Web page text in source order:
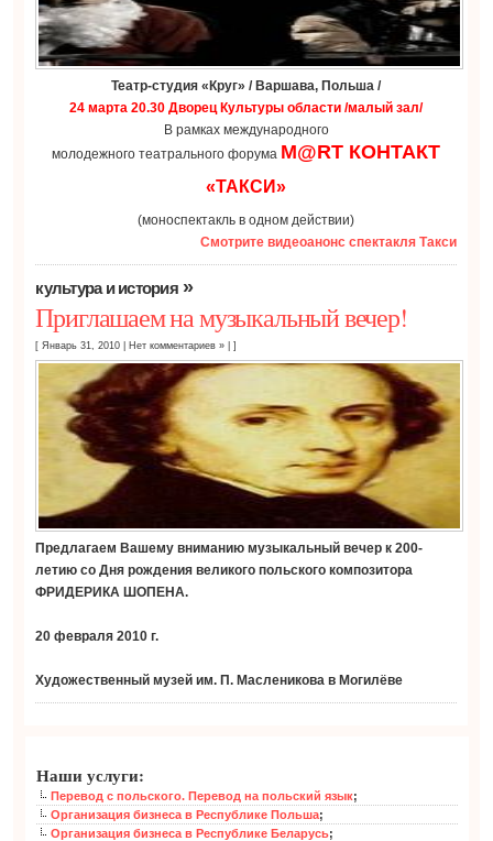
Театр-студия «Круг» / Варшава, Польша /
24 марта 20.30 Дворец Культуры области /малый зал/
В рамках международного
молодежного театрального форума М@RT КОНТАКТ
«ТАКСИ»
(моноспектакль в одном действии)
Смотрите видеоанонс спектакля Такси
культура и история»
Приглашаем на музыкальный вечер!
[ Январь 31, 2010|Нет комментариев » | ]
Предлагаем Вашему вниманию музыкальный вечер к 200-
летию со Дня рождения великого польского композитора
ФРИДЕРИКА ШОПЕНА.
20 февраля 2010 г.
Художественный музей им. П. Масленикова в Могилёве
Наши услуги:
Перевод с польского. Перевод на польский язык;
Организация бизнеса в Республике Польша;
Организация бизнеса в Республике Беларусь;